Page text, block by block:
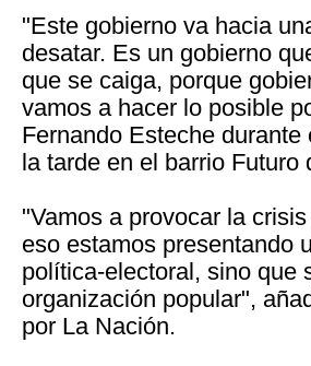
"Este gobierno va hacia
desatar. Es un gobierno
que se caiga, porque
vamos a hacer lo posible
Fernando Esteche
la tarde en el barrio Futuro
"Vamos a provocar la
eso estamos presentando
política-electoral, sino que
organización popular",
por La Nación.